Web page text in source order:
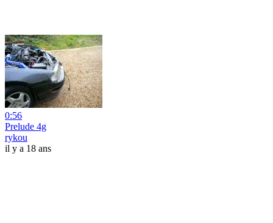
0:56
Prelude 4g
rykou
il y a 18 ans